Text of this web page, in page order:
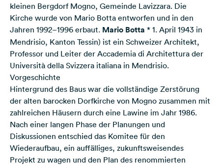
kleinen Bergdorf Mogno, Gemeinde Lavizzara. Die
Kirche wurde von Mario Botta entworfen und in den
Jahren 1992–1996 erbaut. Mario Botta * 1. April 1943 in
Mendrisio, Kanton Tessin) ist ein Schweizer Architekt,
Professor und Leiter der Accademia di Architettura der
Università della Svizzera italiana in Mendrisio.
Vorgeschichte
Hintergrund des Baus war die vollständige Zerstörung
der alten barocken Dorfkirche von Mogno zusammen mit
zahlreichen Häusern durch eine Lawine im Jahr 1986.
Nach einer langen Phase der Planungen und
Diskussionen entschied das Komitee für den
Wiederaufbau, ein auffälliges, zukunftsweisendes
Projekt zu wagen und den Plan des renommierten